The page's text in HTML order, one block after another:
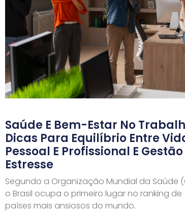
Saúde E Bem-Estar No
Dicas Para Equilíbrio Entre
Pessoal E Profissional E Gestão
Estresse
Segundo a Organização Mundial da Saúde
o Brasil ocupa o primeiro lugar no ranking de
países mais ansiosos do mundo.